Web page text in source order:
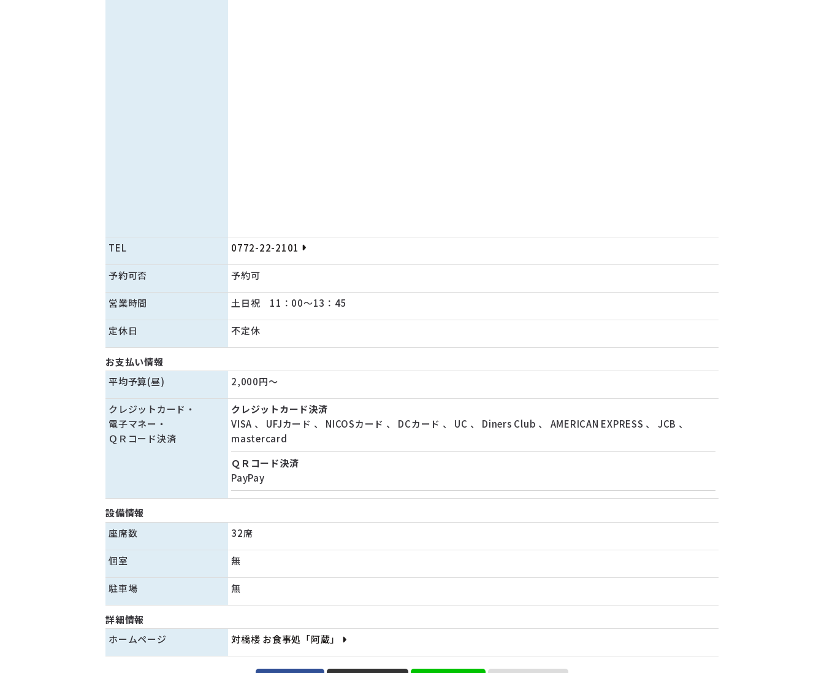
TEL 0772-22-2101
予約可否 予約可
営業時間 土日祝 11：00～13：45
定休日 不定休
お支払い情報
平均予算(昼)
2,000円～
クレジットカード・
電子マネー・
ＱＲコード決済
クレジットカード決済
VISA 、 UFJカード 、 NICOSカード 、 DCカード 、 UC 、 Diners Club 、 AMERICAN EXPRESS 、 JCB 、
mastercard
ＱＲコード決済
PayPay
設備情報
座席数
32席
個室 無
駐車場 無
詳細情報
ホームページ
対橋楼 お食事処「阿蔵」